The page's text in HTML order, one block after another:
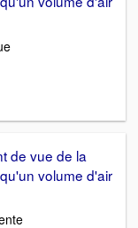
de vue de la
volume d'air